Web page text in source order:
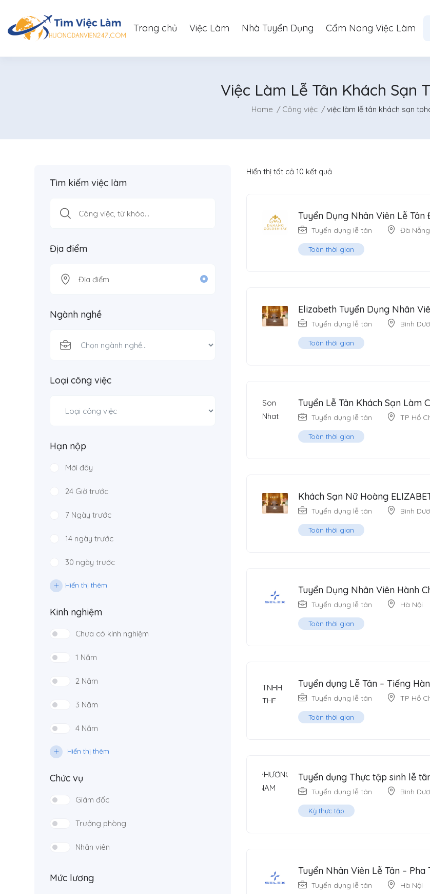
Trang chủ Việc Làm Nhà Tuyển Dụng Cẩm Nang Việc Làm
Việc Làm Lễ Tân Khách Sạn
Home Công việc việc làm lễ tân khách sạn
Tìm kiếm việc làm
Địa điểm
Ngành nghề
Loại công việc
Hạn nộp
Mới đây
24 Giờ trước
7 Ngày trước
14 ngày trước
30 ngày trước
Hiển thị thêm
Kinh nghiệm
Chưa có kinh nghiệm
1 Năm
2 Năm
3 Năm
4 Năm
Hiển thị thêm
Chức vụ
Giám đốc
Trưởng phòng
Nhân viên
Mức lương
Hiển thị tất cả 10 kết quả
Tuyển Dụng Nhân Viên Lễ
Tuyển dụng lễ tân Đà Nẵng
Toàn thời gian
Elizabeth Tuyển Dụng Nhân
Tuyển dụng lễ tân Bình
Toàn thời gian
Tuyển Lễ Tân Khách Sạn Làm
Tuyển dụng lễ tân TP Hồ
Toàn thời gian
Khách Sạn Nữ Hoàng
Tuyển dụng lễ tân Bình
Toàn thời gian
Tuyển Dụng Nhân Viên Hành
Tuyển dụng lễ tân Hà Nội
Toàn thời gian
Tuyển dụng Lễ Tân – Tiếng
Tuyển dụng lễ tân TP Hồ
Toàn thời gian
Tuyển dụng Thực tập sinh lễ
Tuyển dụng lễ tân Bình
Kỳ thực tập
Tuyển Nhân Viên Lễ Tân –
Tuyển dụng lễ tân Hà Nội